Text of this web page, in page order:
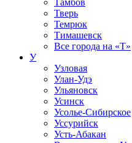
Тамбов
Тверь
Темрюк
Тимашевск
Все города на «Т»
У
Узловая
Улан-Удэ
Ульяновск
Усинск
Усолье-Сибирское
Уссурийск
Усть-Абакан